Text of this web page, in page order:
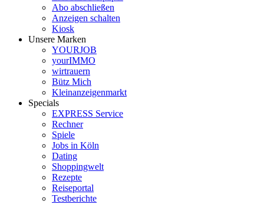
Abo abschließen
Anzeigen schalten
Kiosk
Unsere Marken
YOURJOB
yourIMMO
wirtrauern
Bütz Mich
Kleinanzeigenmarkt
Specials
EXPRESS Service
Rechner
Spiele
Jobs in Köln
Dating
Shoppingwelt
Rezepte
Reiseportal
Testberichte